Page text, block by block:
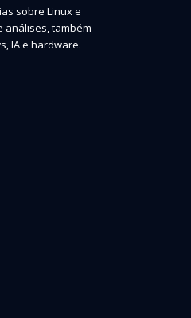
sobre Linux e
análises, também
IA e hardware.